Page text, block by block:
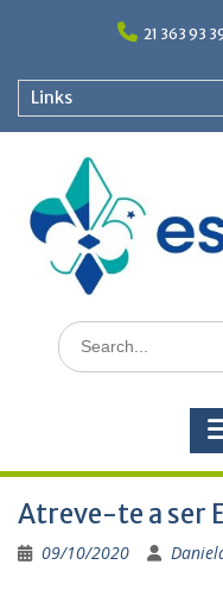
21 363 93
Links
Search
for:
Atreve-te a ser
09/10/2020